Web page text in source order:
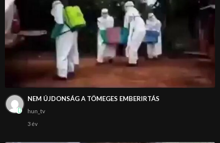
NEM ÚJDONSÁG A TÖMEGES EMBERIRTÁS
hun_tv
3 év